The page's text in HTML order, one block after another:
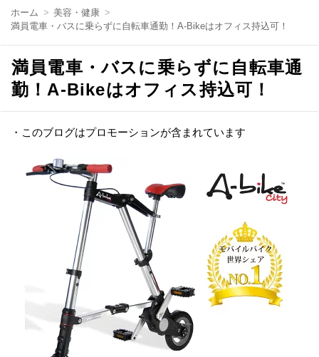
ツ
ホーム
美容・健康
満員電車・バスに乗らずに自転車通勤！A-Bikeはオフィス持込可！
満員電車・バスに乗らずに自転車通
勤！A-Bikeはオフィス持込可！
・このブログはプロモーションが含まれています